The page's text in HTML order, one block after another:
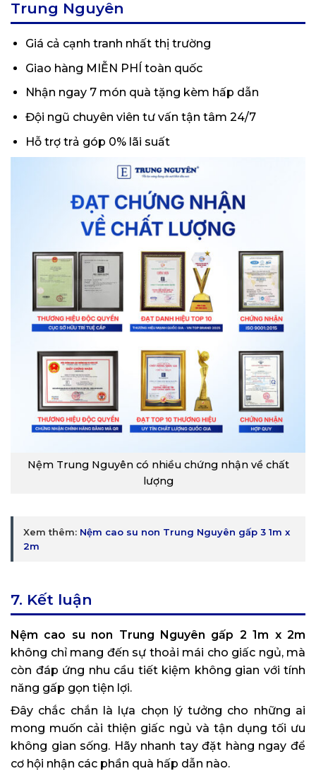
Trung Nguyên
Giá cả cạnh tranh nhất thị trường
Giao hàng MIỄN PHÍ toàn quốc
Nhận ngay 7 món quà tặng kèm hấp dẫn
Đội ngũ chuyên viên tư vấn tận tâm 24/7
Hỗ trợ trả góp 0% lãi suất
Nệm Trung Nguyên có nhiều chứng nhận về chất
lượng
Xem thêm: Nệm cao su non Trung Nguyên gấp 3 1m x
2m
7. Kết luận
Nệm cao su non Trung Nguyên gấp 2 1m x 2m
không chỉ mang đến sự thoải mái cho giấc ngủ, mà
còn đáp ứng nhu cầu tiết kiệm không gian với tính
năng gấp gọn tiện lợi.
Đây chắc chắn là lựa chọn lý tưởng cho những ai
mong muốn cải thiện giấc ngủ và tận dụng tối ưu
không gian sống. Hãy nhanh tay đặt hàng ngay để
cơ hội nhận các phần quà hấp dẫn nào.